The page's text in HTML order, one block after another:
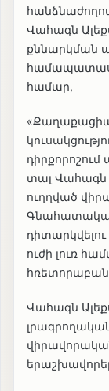
Վահագն
քննարկման
համար,
տալ Վահագն
ուղղված
ուժի լուռ
Վահագն